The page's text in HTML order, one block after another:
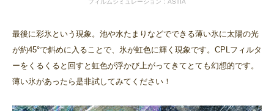
フィルムシミュレーション：ASTIA
最後に彩氷という現象。池や水たまりなどでできる薄い氷に太陽の光
が約45°で斜めに入ることで、氷が虹色に輝く現象です。CPLフィルタ
ーをくるくると回すと虹色が浮かび上がってきてとても幻想的です。
薄い氷があったら是非試してみてください！